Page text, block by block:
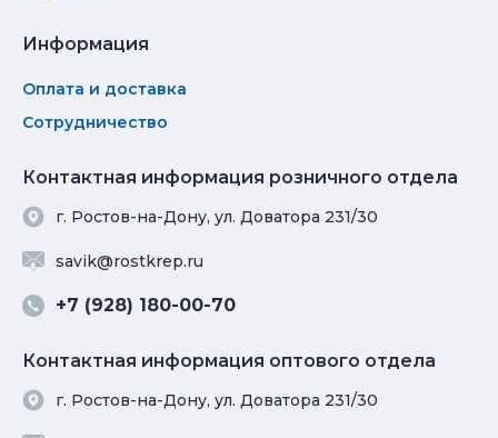
Информация
Оплата и доставка
Сотрудничество
Контактная информация розничного отдела
г. Ростов-на-Дону, ул. Доватора 231/30
savik@rostkrep.ru
+7 (928) 180-00-70
Контактная информация оптового отдела
г. Ростов-на-Дону, ул. Доватора 231/30